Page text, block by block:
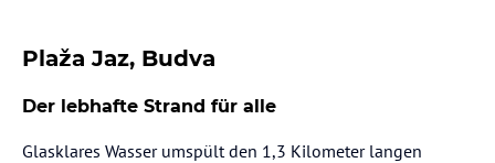
Plaža Jaz, Budva
Der lebhafte Strand für alle
Glasklares Wasser umspült den 1,3 Kilometer langen